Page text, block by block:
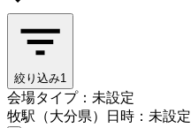
絞り込み1
会場タイプ：未設定
牧駅（大分県）
日時：未設定